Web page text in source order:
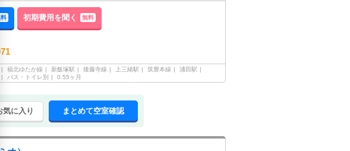
料 初期費用を聞く 無料
福北ゆたか線 新飯塚駅 後藤寺線 上三緒駅 筑豊本線
浦田駅
バス・トイレ別 0.55ヶ月
気に入り まとめて空室確認